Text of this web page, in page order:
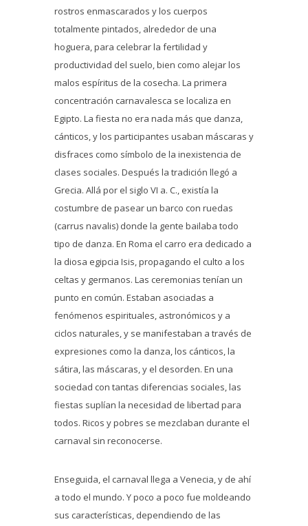
rostros enmascarados y los cuerpos
totalmente pintados, alrededor de una
hoguera, para celebrar la fertilidad y
productividad del suelo, bien como alejar los
malos espíritus de la cosecha. La primera
concentración carnavalesca se localiza en
Egipto. La fiesta no era nada más que danza,
cánticos, y los participantes usaban máscaras y
disfraces como símbolo de la inexistencia de
clases sociales. Después la tradición llegó a
Grecia. Allá por el siglo VI a. C., existía la
costumbre de pasear un barco con ruedas
(carrus navalis) donde la gente bailaba todo
tipo de danza. En Roma el carro era dedicado a
la diosa egipcia Isis, propagando el culto a los
celtas y germanos. Las ceremonias tenían un
punto en común. Estaban asociadas a
fenómenos espirituales, astronómicos y a
ciclos naturales, y se manifestaban a través de
expresiones como la danza, los cánticos, la
sátira, las máscaras, y el desorden. En una
sociedad con tantas diferencias sociales, las
fiestas suplían la necesidad de libertad para
todos. Ricos y pobres se mezclaban durante el
carnaval sin reconocerse.
Enseguida, el carnaval llega a Venecia, y de ahí
a todo el mundo. Y poco a poco fue moldeando
sus características, dependiendo de las